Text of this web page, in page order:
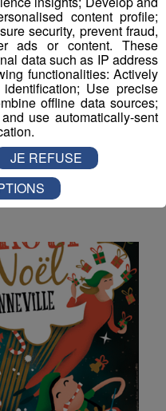
truc ?
pour en savoir
Sallanches.
Blanc
content profile;
security, prevent fraud,
ads or content. These
data such as IP address
functionalities: Actively
Use precise
offline data sources;
use automatically-sent
JE REFUSE